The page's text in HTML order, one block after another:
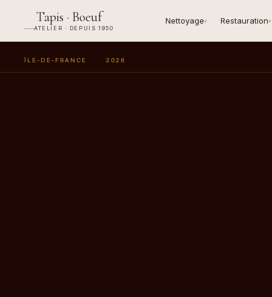
Tapis · Boeuf
ATELIER · DEPUIS 1950
Nettoyage▾ Restauration▾
ÎLE-DE-FRANCE · 2026